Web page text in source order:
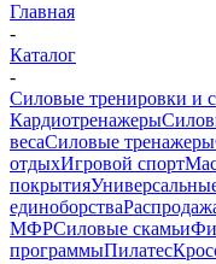
Главная
-
Каталог
-
Силовые тренировки и
Кардиотренажеры
весаСиловые тренажеры
отдыхИгровой спорт
покрытия
единоборства
МФРСиловые скамьи
программыПилатес